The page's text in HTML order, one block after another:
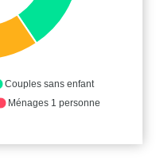
Couples sans enfant
Ménages 1 personne